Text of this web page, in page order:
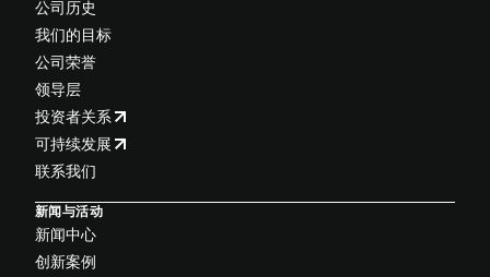
公司历史
我们的目标
公司荣誉
领导层
投资者关系
可持续发展
联系我们
新闻与活动
新闻中心
创新案例